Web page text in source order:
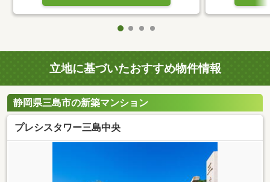
立地に基づいたおすすめ物件情報
静岡県三島市の新築マンション
プレシスタワー三島中央